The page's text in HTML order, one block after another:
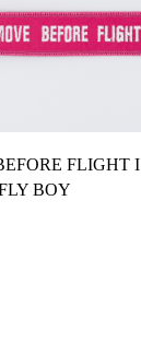
FLIGHT I
BOY